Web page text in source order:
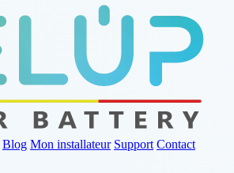
Blog Mon installateur Support Contact